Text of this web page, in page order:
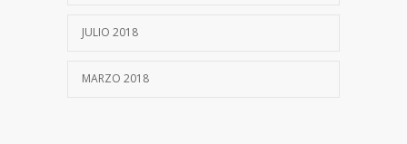
JULIO 2018
MARZO 2018